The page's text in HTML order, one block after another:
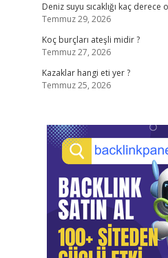
Deniz suyu sıcaklığı kaç
Temmuz 29, 2026
Koç burçları ateşli midir ?
Temmuz 27, 2026
Kazaklar hangi eti yer ?
Temmuz 25, 2026